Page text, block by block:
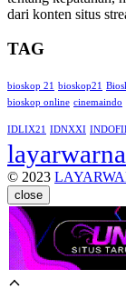
dari konten situs
TAG
bioskop 21 bioskop21
bioskop online cinemaindo
IDLIX21 IDNXXI
© 2023
close